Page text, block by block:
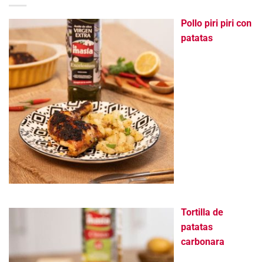
Pollo piri piri con
patatas
Tortilla de
patatas
carbonara